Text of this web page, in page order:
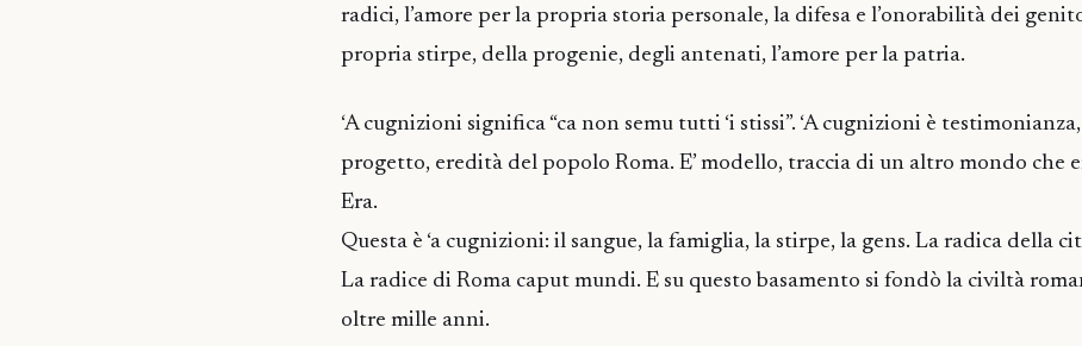
radici, l’amore per la propria storia personale, la difesa e l’onorabilità dei
propria stirpe, della progenie, degli antenati, l’amore per la patria.
‘A cugnizioni significa “ca non semu tutti ‘i stissi”. ‘A cugnizioni è
progetto, eredità del popolo Roma. E’ modello, traccia di un altro mondo che
Era.
Questa è ‘a cugnizioni: il sangue, la famiglia, la stirpe, la gens. La radica della
La radice di Roma caput mundi. E su questo basamento si fondò la civiltà
oltre mille anni.